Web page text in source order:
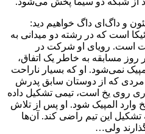
و داگ‌ای داگ خواهیم دید:
است که در رشته دو میدانی به
است. رویای او شرکت در
روز مسابقه به خاطر یک اتفاق،
نمی‌شود. او که بسیار ناراحت
که از دوستان سابق پدرش
روی یخ است، تیمی تشکیل داده
المپیک شود. او پس از تلاش
این تیم راضی کند. آن‌ها
ولی…